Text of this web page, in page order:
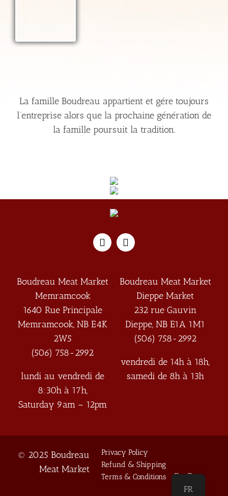
La famille Boudreau appartient et gére toujours
l’entreprise alors que la prochaine génération de
la famille poursuit la tradition.
Boudreau Meat Market
Memramcook
1640 Rue Principale
Memramcook,NB E4K
2W5
(506) 758-2992
lundi au vendredi de
8:30h à 17h,
Saturday 9am – 12pm
Boudreau Meat Market
Dieppe Market
232 rue Gauvin
Dieppe,NB E1A 1M1
(506) 758-2992
vendredi de 14h à 18h,
samedi de 8h à 13h
© 2025 Boudreau
Meat Market
Privacy Policy
Refund & Shipping
Terms & Conditions
FR